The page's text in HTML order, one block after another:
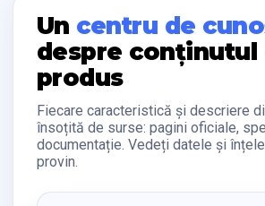
Un centru de
despre conținutul
produs
Fiecare caracteristică și descriere
însoțită de surse: pagini oficiale,
documentație. Vedeți datele și
provin.